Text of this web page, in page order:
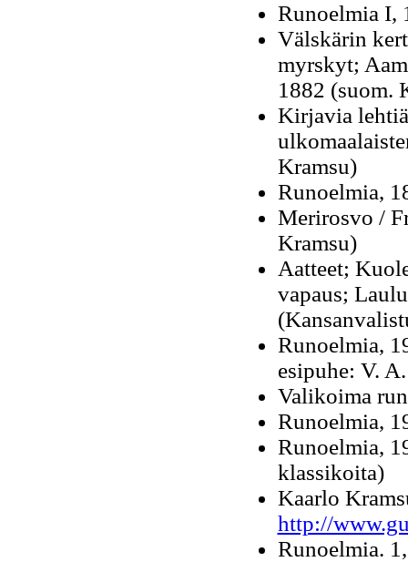
Runoelmia I,
Välskärin
myrskyt;
1882 (suom.
Kirjavia
Kramsu)
Runoelmia,
Merirosvo /
Kramsu)
Aatteet;
vapaus;
(
Runoelmia,
esipuhe: V.
Valikoima
Runoelmia,
Runoelmia,
klassikoita)
Kaarlo
http://
Runoelmia.